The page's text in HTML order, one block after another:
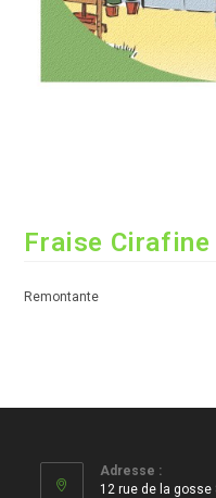
Fraise Cirafine
Remontante
Adresse :
12 rue de la gosse